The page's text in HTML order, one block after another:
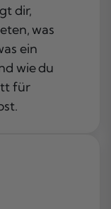
dir,
was
ein
wie du
für